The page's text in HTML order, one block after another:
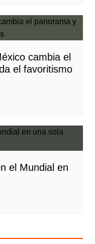
cambia el
el favoritismo
el Mundial en